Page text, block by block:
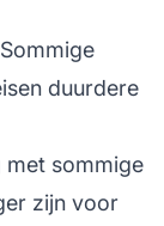
duurdere
met sommige
zijn voor